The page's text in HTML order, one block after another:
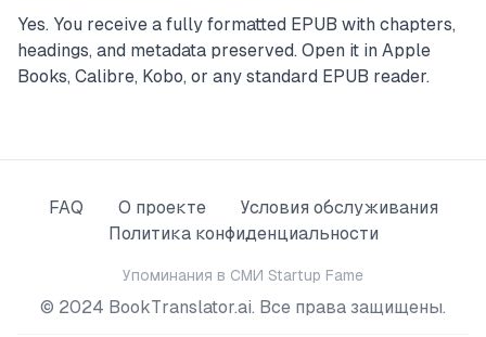
Yes. You receive a fully formatted EPUB with chapters,
headings, and metadata preserved. Open it in Apple
Books, Calibre, Kobo, or any standard EPUB reader.
FAQ О проекте
Условия обслуживания
Политика конфиденциальности
Упоминания в СМИ Startup Fame
© 2024 BookTranslator.ai. Все права защищены.